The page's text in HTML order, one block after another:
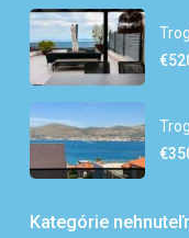
Kategórie